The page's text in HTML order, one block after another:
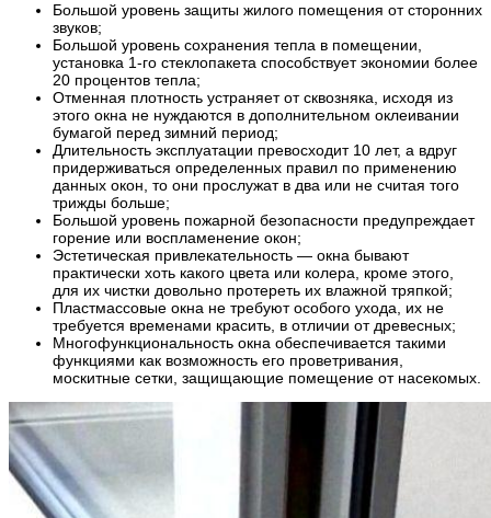
Большой уровень защиты жилого помещения от сторонних
звуков;
Большой уровень сохранения тепла в помещении,
установка 1-го стеклопакета способствует экономии более
20 процентов тепла;
Отменная плотность устраняет от сквозняка, исходя из
этого окна не нуждаются в дополнительном оклеивании
бумагой перед зимний период;
Длительность эксплуатации превосходит 10 лет, а вдруг
придерживаться определенных правил по применению
данных окон, то они прослужат в два или не считая того
трижды больше;
Большой уровень пожарной безопасности предупреждает
горение или воспламенение окон;
Эстетическая привлекательность — окна бывают
практически хоть какого цвета или колера, кроме этого,
для их чистки довольно протереть их влажной тряпкой;
Пластмассовые окна не требуют особого ухода, их не
требуется временами красить, в отличии от древесных;
Многофункциональность окна обеспечивается такими
функциями как возможность его проветривания,
москитные сетки, защищающие помещение от насекомых.